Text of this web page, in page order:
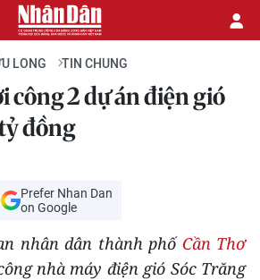
LONG TIN CHUNG
công 2 dự án điện gió
đồng
Prefer Nhan Dan
on Google
nhân dân thành phố Cần Thơ
nhà máy điện gió Sóc Trăng